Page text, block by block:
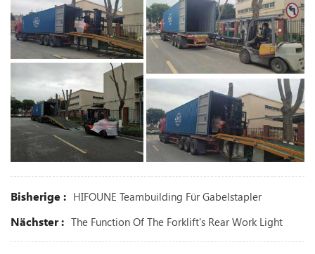
Bisherige : HIFOUNE Teambuilding Für Gabelstapler
Nächster : The Function Of The Forklift's Rear Work Light